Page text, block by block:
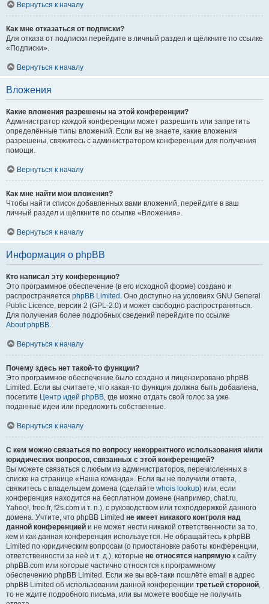
Вернуться к началу
Как мне отказаться от подписки?
Для отказа от подписки перейдите в личный раздел и щёлкните по ссылке
«Подписки».
Вернуться к началу
Вложения
Какие вложения разрешены на этой конференции?
Администратор каждой конференции может разрешить или запретить
определённые типы вложений. Если вы не знаете, какие вложения
разрешены, свяжитесь с администратором конференции для получения
помощи.
Вернуться к началу
Как мне найти мои вложения?
Чтобы найти список добавленных вами вложений, перейдите в ваш
личный раздел и щёлкните по ссылке «Вложения».
Вернуться к началу
Информация о phpBB
Кто написал эту конференцию?
Это программное обеспечение (в его исходной форме) создано и
распространяется phpBB Limited . Оно доступно на условиях GNU General
Public Licence, версии 2 (GPL-2.0) и может свободно распространяться.
Для получения более подробных сведений перейдите по ссылке
About phpBB.
Вернуться к началу
Почему здесь нет такой-то функции?
Это программное обеспечение было создано и лицензировано phpBB
Limited. Если вы считаете, что какая-то функция должна быть добавлена,
посетите Центр идей phpBB, где можно отдать свой голос за уже
поданные идеи или предложить собственные.
Вернуться к началу
С кем можно связаться по вопросу некорректного использования и/или
юридических вопросов, связанных с этой конференцией?
Вы можете связаться с любым из администраторов, перечисленных в
списке на странице «Наша команда». Если вы не получили ответа,
свяжитесь с владельцем домена (сделайте whois lookup) или, если
конференция находится на бесплатном домене (например, chat.ru,
Yahoo!, free.fr, f2s.com и т. п.), с руководством или техподдержкой данного
домена. Учтите, что phpBB Limited не имеет никакого контроля над
данной конференцией и не может нести никакой ответственности за то,
кем и как данная конференция используется. Не обращайтесь к phpBB
Limited по юридическим вопросам (о приостановке работы конференции,
ответственности за неё и т. д.), которые не относятся напрямую к сайту
phpBB.com или которые частично относятся к программному
обеспечению phpBB Limited. Если же вы всё-таки пошлёте email в адрес
phpBB Limited об использовании данной конференции третьей стороной,
то не ждите подробного письма, или вы можете вообще не получить